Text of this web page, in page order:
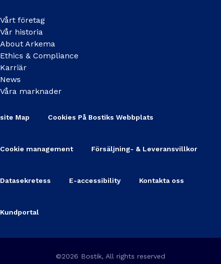
Vårt företag
Vår historia
About Arkema
Ethics & Compliance
Karriär
News
Våra marknader
site Map Cookies På Bostiks Webbplats
Cookie management Försäljning- & Leveransvillkor
Datasekretess E-accessibility Kontakta oss
Kundportal
©2026 Bostik, All rights reserved